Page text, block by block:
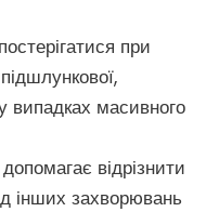
при
випадках масивного
відрізнити
інших захворювань